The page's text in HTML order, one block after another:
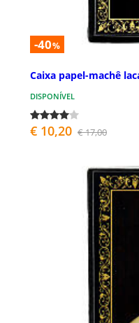
-40%
Caixa papel-machê
DISPONÍVEL
€ 10,20 € 17,00